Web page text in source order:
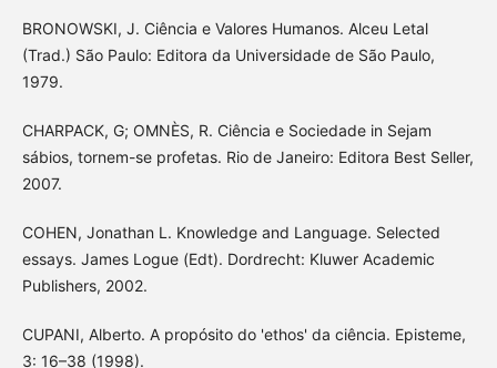
BRONOWSKI, J. Ciência e Valores Humanos. Alceu Letal
(Trad.) São Paulo: Editora da Universidade de São Paulo,
1979.
CHARPACK, G; OMNÈS, R. Ciência e Sociedade in Sejam
sábios, tornem-se profetas. Rio de Janeiro: Editora Best Seller,
2007.
COHEN, Jonathan L. Knowledge and Language. Selected
essays. James Logue (Edt). Dordrecht: Kluwer Academic
Publishers, 2002.
CUPANI, Alberto. A propósito do 'ethos' da ciência. Episteme,
3: 16–38 (1998).